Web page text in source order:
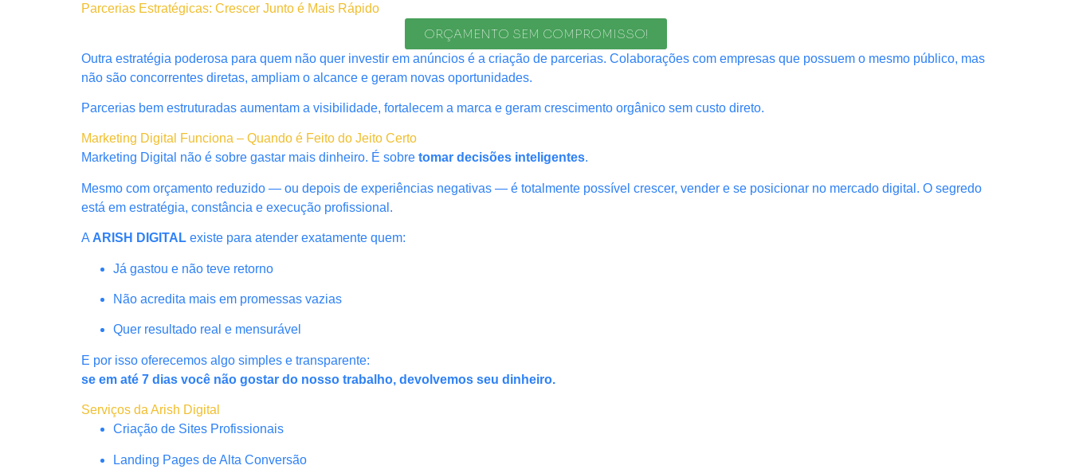
Parcerias Estratégicas: Crescer Junto é Mais Rápido
ORÇAMENTO SEM COMPROMISSO!
Outra estratégia poderosa para quem não quer investir em anúncios é a criação de parcerias. Colaborações com empresas que possuem o mesmo público, mas
não são concorrentes diretas, ampliam o alcance e geram novas oportunidades.
Parcerias bem estruturadas aumentam a visibilidade, fortalecem a marca e geram crescimento orgânico sem custo direto.
Marketing Digital Funciona – Quando é Feito do Jeito Certo
Marketing Digital não é sobre gastar mais dinheiro. É sobre tomar decisões inteligentes.
Mesmo com orçamento reduzido — ou depois de experiências negativas — é totalmente possível crescer, vender e se posicionar no mercado digital. O segredo
está em estratégia, constância e execução profissional.
A ARISH DIGITAL existe para atender exatamente quem:
Já gastou e não teve retorno
Não acredita mais em promessas vazias
Quer resultado real e mensurável
E por isso oferecemos algo simples e transparente:
se em até 7 dias você não gostar do nosso trabalho, devolvemos seu dinheiro.
Serviços da Arish Digital
Criação de Sites Profissionais
Landing Pages de Alta Conversão